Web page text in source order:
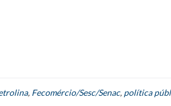
, Fecomércio/Sesc/Senac, política